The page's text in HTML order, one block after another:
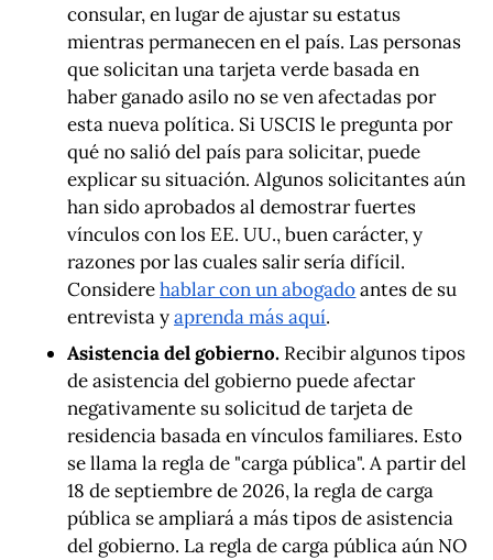
consular, en lugar de ajustar su estatus
mientras permanecen en el país. Las personas
que solicitan una tarjeta verde basada en
haber ganado asilo no se ven afectadas por
esta nueva política. Si USCIS le pregunta por
qué no salió del país para solicitar, puede
explicar su situación. Algunos solicitantes aún
han sido aprobados al demostrar fuertes
vínculos con los EE. UU., buen carácter, y
razones por las cuales salir sería difícil.
Considerehablar con un abogadoantes de su
entrevista yaprenda más aquí.
Asistencia del gobierno. Recibir algunos tipos
de asistencia del gobierno puede afectar
negativamente su solicitud de tarjeta de
residencia basada en vínculos familiares. Esto
se llama la regla de "carga pública". A partir del
18 de septiembre de 2026, la regla de carga
pública se ampliará a más tipos de asistencia
del gobierno. La regla de carga pública aún NO